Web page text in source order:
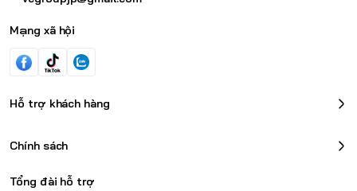
Mạng xã hội
Hỗ trợ khách hàng
Chính sách
Tổng đài hỗ trợ